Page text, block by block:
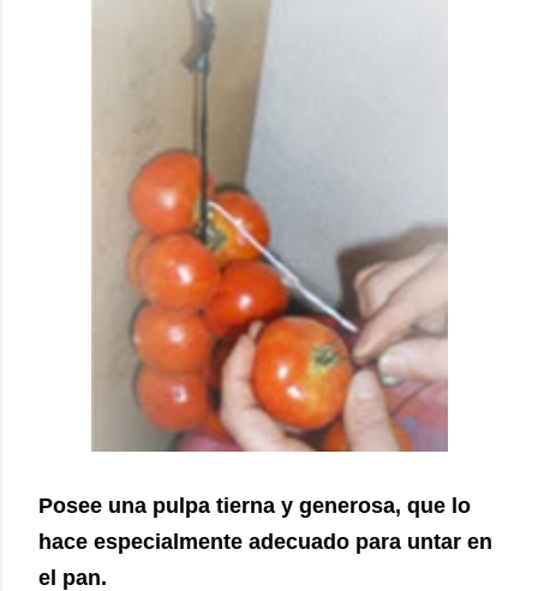
Posee una pulpa tierna y generosa, que lo
hace especialmente adecuado para untar en
el pan.